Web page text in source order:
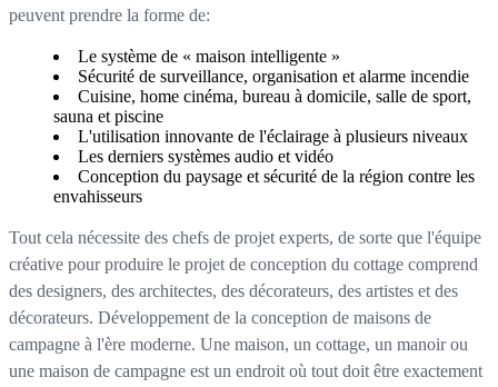
peuvent prendre la forme de:
Le système de « maison intelligente »
Sécurité de surveillance, organisation et alarme incendie
Cuisine, home cinéma, bureau à domicile, salle de sport,
sauna et piscine
L'utilisation innovante de l'éclairage à plusieurs niveaux
Les derniers systèmes audio et vidéo
Conception du paysage et sécurité de la région contre les
envahisseurs
Tout cela nécessite des chefs de projet experts, de sorte que l'équipe
créative pour produire le projet de conception du cottage comprend
des designers, des architectes, des décorateurs, des artistes et des
décorateurs. Développement de la conception de maisons de
campagne à l'ère moderne. Une maison, un cottage, un manoir ou
une maison de campagne est un endroit où tout doit être exactement